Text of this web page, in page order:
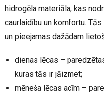
hidrogēla materiāla, kas
caurlaidību un komfortu.
un pieejamas dažādam
dienas lēcas –
kuras tās ir jāizmet;
mēneša lēcas acīm –